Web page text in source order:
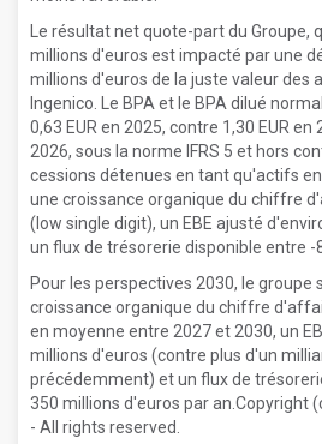
Le résultat net quote-part du Groupe,
millions d'euros est impacté par une
millions d'euros de la juste valeur des
Ingenico. Le BPA et le BPA dilué
0,63 EUR en 2025, contre 1,30 EUR
2026, sous la norme IFRS 5 et hors
cessions détenues en tant qu'actifs
une croissance organique du chiffre
(low single digit), un EBE ajusté
un flux de trésorerie disponible entre -
Pour les perspectives 2030, le groupe
croissance organique du chiffre
en moyenne entre 2027 et 2030, un
millions d'euros (contre plus d'un
précédemment) et un flux de
350 millions d'euros par an.Copyright
- All rights reserved.